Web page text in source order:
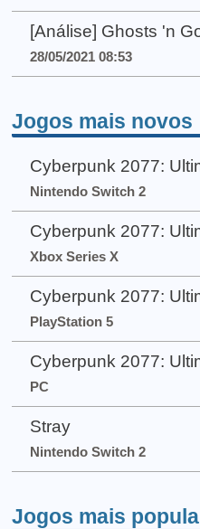
[Análise] Ghosts 'n
28/05/2021 08:53
Jogos mais novos
Cyberpunk 2077:
Nintendo Switch 2
Cyberpunk 2077:
Xbox Series X
Cyberpunk 2077:
PlayStation 5
Cyberpunk 2077:
PC
Stray
Nintendo Switch 2
Jogos mais